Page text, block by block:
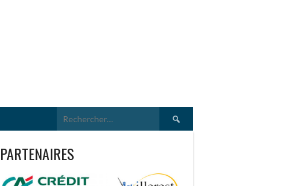
Rechercher :
PARTENAIRES